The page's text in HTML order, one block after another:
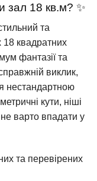
зал 18 кв.м? ✨
та
квадратних
фантазії та
виклик,
нестандартною
кути, ніші
варто впадати у
та перевірених